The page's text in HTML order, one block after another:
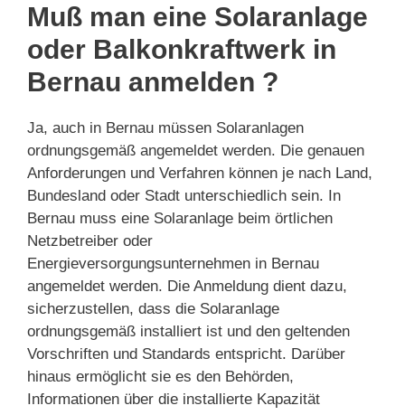
Muß man eine Solaranlage
oder Balkonkraftwerk in
Bernau anmelden ?
Ja, auch in Bernau müssen Solaranlagen
ordnungsgemäß angemeldet werden. Die genauen
Anforderungen und Verfahren können je nach Land,
Bundesland oder Stadt unterschiedlich sein. In
Bernau muss eine Solaranlage beim örtlichen
Netzbetreiber oder
Energieversorgungsunternehmen in Bernau
angemeldet werden. Die Anmeldung dient dazu,
sicherzustellen, dass die Solaranlage
ordnungsgemäß installiert ist und den geltenden
Vorschriften und Standards entspricht. Darüber
hinaus ermöglicht sie es den Behörden,
Informationen über die installierte Kapazität